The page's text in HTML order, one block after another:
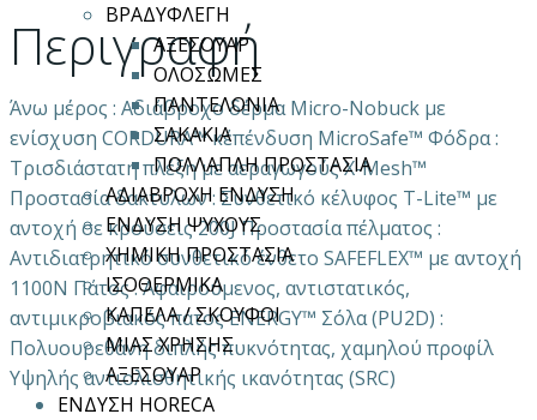
ΒΡΑΔΥΦΛΕΓΗ
ΑΞΕΣΟΥΑΡ
ΟΛΟΣΩΜΕΣ
ΠΑΝΤΕΛΟΝΙΑ
ΣΑΚΑΚΙΑ
ΠΟΛΛΑΠΛΗ ΠΡΟΣΤΑΣΙΑ
ΑΔΙΑΒΡΟΧΗ ΕΝΔΥΣΗ
ΕΝΔΥΣΗ ΨΥΧΟΥΣ
ΧΗΜΙΚΗ ΠΡΟΣΤΑΣΙΑ
ΙΣΟΘΕΡΜΙΚΑ
ΚΑΠΕΛΑ / ΣΚΟΥΦΟΙ
ΜΙΑΣ ΧΡΗΣΗΣ
ΑΞΕΣΟΥΑΡ
ΕΝΔΥΣΗ HORECA
Περιγραφή
Άνω μέρος : Αδιάβροχο δέρμα Micro-Nobuck με
ενίσχυση CORDURA™ κ΄επένδυση MicroSafe™ Φόδρα :
Τρισδιάστατη πλέξη με αεραγωγούς X-Mesh™
Προστασία δακτύλων : Συνθετικό κέλυφος T-Lite™ με
αντοχή σε κρούσεις 200J Προστασία πέλματος :
Αντιδιατρητικό συνθετικό ένθετο SAFEFLEX™ με αντοχή
1100N Πάτος : Αφαιρούμενος, αντιστατικός,
αντιμικροβιακός πάτος ENERGY™ Σόλα (PU2D) :
Πολυουρεθάνη διπλής πυκνότητας, χαμηλού προφίλ
Yψηλής αντιολισθητικής ικανότητας (SRC)